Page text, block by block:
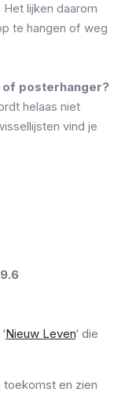
lijken daarom
te hangen of weg
posterhanger?
helaas niet
vind je
9.6
Nieuw Leven‘ die
toekomst en zien